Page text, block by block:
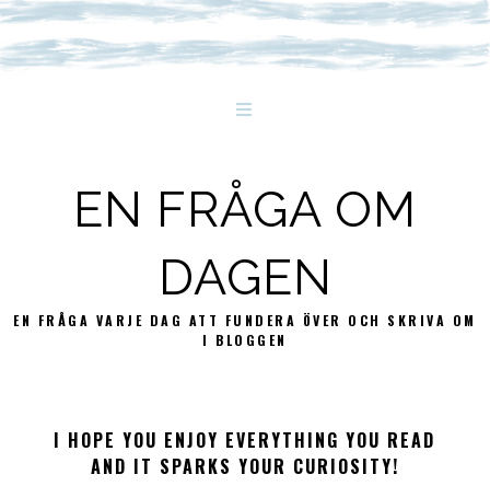
EN FRÅGA OM
DAGEN
EN FRÅGA VARJE DAG ATT FUNDERA ÖVER OCH SKRIVA OM
I BLOGGEN
I HOPE YOU ENJOY EVERYTHING YOU READ
AND IT SPARKS YOUR CURIOSITY!